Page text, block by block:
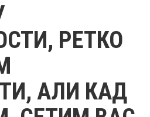
РЕТКО
АЛИ КАД